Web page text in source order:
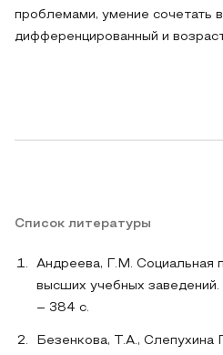
проблемами, умение сочетать
дифференцированный и
Список литературы
Андреева, Г.М. Социальная
высших учебных
– 384 с.
Безенкова, Т.А., Слепухина